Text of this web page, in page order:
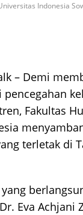
Indonesia
– Demi
Fakultas
terletak di
Eva Achjani